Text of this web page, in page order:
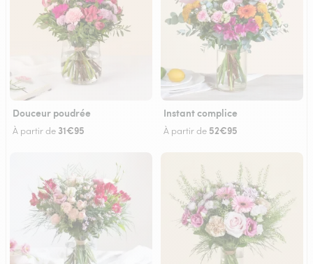
Douceur poudrée
À partir de 31€95
Instant complice
À partir de 52€95